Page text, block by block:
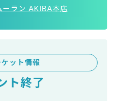
ーラン AKIBA本店
ケット情報
ト終了